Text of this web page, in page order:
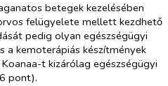
betegek kezelésében
felügyelete mellett kezdhető
pedig olyan egészségügyi
a kemoterápiás készítmények
t kizárólag egészségügyi
pont).